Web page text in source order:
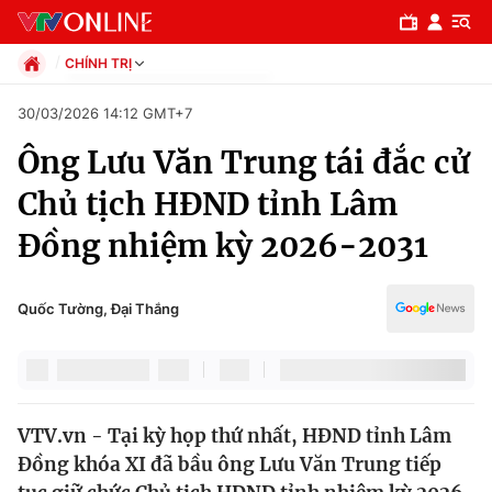
Chuyên mục
Chính trị
Thế giới
CHÍNH TRỊ
Xã hội
Pháp luật
Kinh tế
Thể thao
Truyền hình
Văn hóa - Giải trí
Đời sống
30/03/2026 14:12 GMT+7
Ông Lưu Văn Trung tái đắc cử
Chủ tịch HĐND tỉnh Lâm
Đồng nhiệm kỳ 2026-2031
Quốc Tường, Đại Thắng
VTV.vn - Tại kỳ họp thứ nhất, HĐND tỉnh Lâm
Đồng khóa XI đã bầu ông Lưu Văn Trung tiếp